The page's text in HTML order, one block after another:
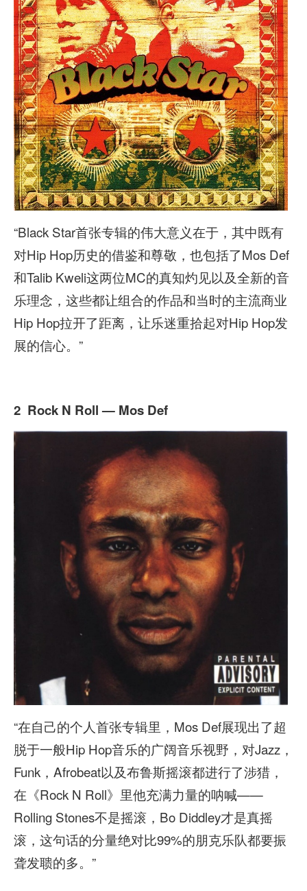
“Black Star首张专辑的伟大意义在于，其中既有
对Hip Hop历史的借鉴和尊敬，也包括了Mos Def
和Talib Kweli这两位MC的真知灼见以及全新的音
乐理念，这些都让组合的作品和当时的主流商业
Hip Hop拉开了距离，让乐迷重拾起对Hip Hop发
展的信心。”
2 Rock N Roll — Mos Def
“在自己的个人首张专辑里，Mos Def展现出了超
脱于一般Hip Hop音乐的广阔音乐视野，对Jazz，
Funk，Afrobeat以及布鲁斯摇滚都进行了涉猎，
在《Rock N Roll》里他充满力量的呐喊——
Rolling Stones不是摇滚，Bo Diddley才是真摇
滚，这句话的分量绝对比99%的朋克乐队都要振
聋发聩的多。”